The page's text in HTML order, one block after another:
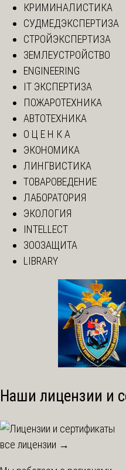
КРИМИНАЛИСТИКА
СУДМЕДЭКСПЕРТИЗА
СТРОЙЭКСПЕРТИЗА
ЗЕМЛЕУСТРОЙСТВО
ENGINEERING
IT ЭКСПЕРТИЗА
ПОЖАРОТЕХНИКА
АВТОТЕХНИКА
О Ц Е Н К А
ЭКОНОМИКА
ЛИНГВИСТИКА
ТОВАРОВЕДЕНИЕ
ЛАБОРАТОРИЯ
ЭКОЛОГИЯ
INTELLECT
ЗООЗАЩИТА
LIBRARY
Наши лицензии и
все лицензии →